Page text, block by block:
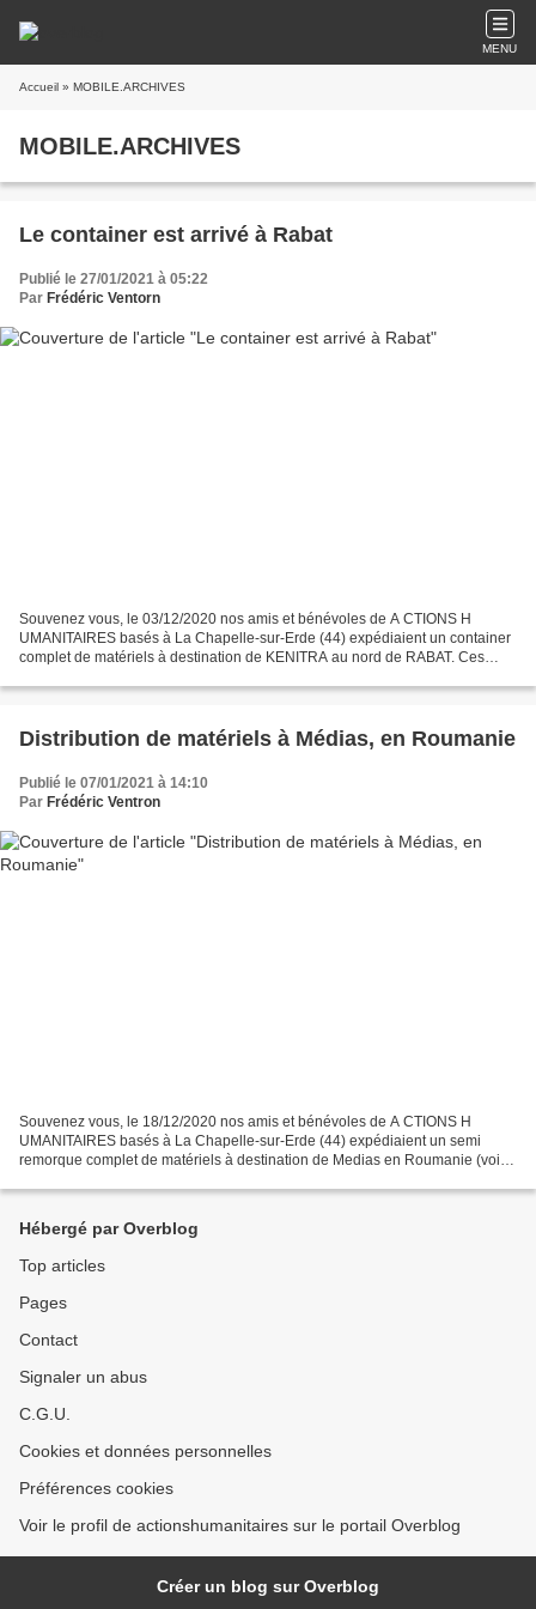
MENU
Accueil » MOBILE.ARCHIVES
MOBILE.ARCHIVES
Le container est arrivé à Rabat
Publié le 27/01/2021 à 05:22
Par Frédéric Ventorn
Souvenez vous, le 03/12/2020 nos amis et bénévoles de A CTIONS H
UMANITAIRES basés à La Chapelle-sur-Erde (44) expédiaient un container
complet de matériels à destination de KENITRA au nord de RABAT. Ces
Distribution de matériels à Médias, en Roumanie
Publié le 07/01/2021 à 14:10
Par Frédéric Ventron
Souvenez vous, le 18/12/2020 nos amis et bénévoles de A CTIONS H
UMANITAIRES basés à La Chapelle-sur-Erde (44) expédiaient un semi
remorque complet de matériels à destination de Medias en Roumanie (voir
Hébergé par Overblog
Top articles
Pages
Contact
Signaler un abus
C.G.U.
Cookies et données personnelles
Préférences cookies
Voir le profil de actionshumanitaires sur le portail Overblog
Créer un blog sur Overblog